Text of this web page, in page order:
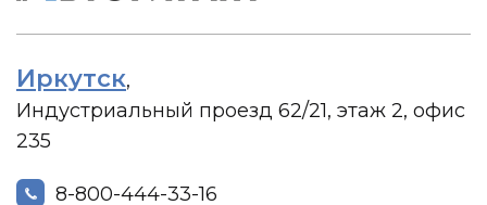
Иркутск,
Индустриальный проезд 62/21, этаж 2, офис
235
8-800-444-33-16